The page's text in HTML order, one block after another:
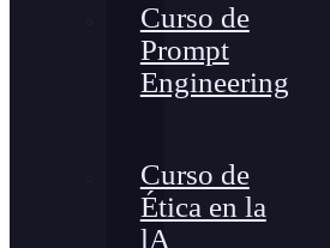
Curso de
Prompt
Engineering
Curso de
Ética en la
lA